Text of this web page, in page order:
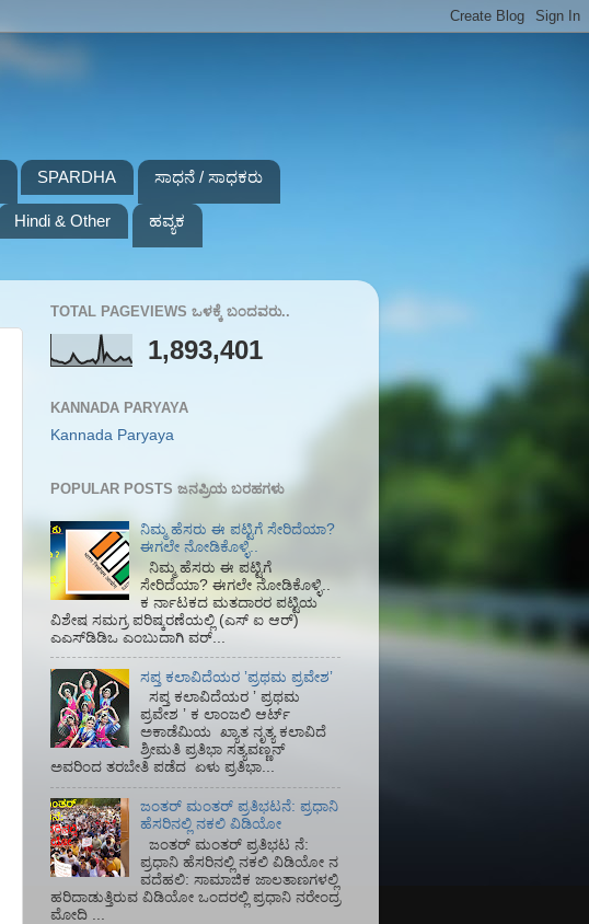
SPARDHA ಸಾಧನೆ / ಸಾಧಕರು
Hindi & Other ಹವ್ಯಕ
TOTAL PAGEVIEWS ಒಳಕ್ಕೆ ಬಂದವರು..
1,893,401
KANNADA PARYAYA
Kannada Paryaya
POPULAR POSTS ಜನಪ್ರಿಯ ಬರಹಗಳು
ನಿಮ್ಮ ಹೆಸರು ಈ ಪಟ್ಟಿಗೆ ಸೇರಿದೆಯಾ?
ಈಗಲೇ ನೋಡಿಕೊಳ್ಳಿ..
ನಿಮ್ಮ ಹೆಸರು ಈ ಪಟ್ಟಿಗೆ
ಸೇರಿದೆಯಾ? ಈಗಲೇ ನೋಡಿಕೊಳ್ಳಿ..
ಕ ರ್ನಾಟಕದ ಮತದಾರರ ಪಟ್ಟಿಯ
ವಿಶೇಷ ಸಮಗ್ರ ಪರಿಷ್ಕರಣೆಯಲ್ಲಿ (ಎಸ್‌ ಐ ಆರ್)‌
ಎಎಸ್‌ಡಿಡಿಒ ಎಂಬುದಾಗಿ ವರ್...
ಸಪ್ತ ಕಲಾವಿದೆಯರ ʼಪ್ರಥಮ ಪ್ರವೇಶʼ
ಸಪ್ತ ಕಲಾವಿದೆಯರ ʼ ಪ್ರಥಮ
ಪ್ರವೇಶ ʼ ಕ ಲಾಂಜಲಿ ಆರ್ಟ್
ಅಕಾಡೆಮಿಯ‌ ಖ್ಯಾತ ನೃತ್ಯ ಕಲಾವಿದೆ
ಶ್ರೀಮತಿ ಪ್ರತಿಭಾ ಸತ್ಯವಣ್ಣನ್
ಅವರಿಂದ ತರಬೇತಿ ಪಡೆದ ಏಳು ಪ್ರತಿಭಾ...
ಜಂತರ್ ಮಂತರ್ ಪ್ರತಿಭಟನೆ: ಪ್ರಧಾನಿ
ಹೆಸರಿನಲ್ಲಿ ನಕಲಿ ವಿಡಿಯೋ
ಜಂತರ್ ಮಂತರ್ ಪ್ರತಿಭಟ ನೆ:
ಪ್ರಧಾನಿ ಹೆಸರಿನಲ್ಲಿ ನಕಲಿ ವಿಡಿಯೋ ನ
ವದೆಹಲಿ: ಸಾಮಾಜಿಕ ಜಾಲತಾಣಗಳಲ್ಲಿ
ಹರಿದಾಡುತ್ತಿರುವ ವಿಡಿಯೋ ಒಂದರಲ್ಲಿ ಪ್ರಧಾನಿ ನರೇಂದ್ರ
ಮೋದಿ ...